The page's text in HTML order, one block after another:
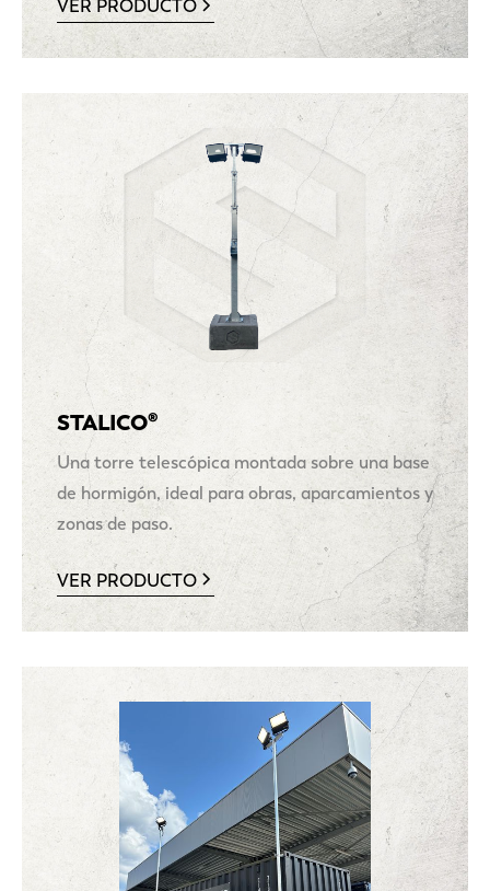
VER PRODUCTO
STALICO®
Una torre telescópica montada sobre una base
de hormigón, ideal para obras, aparcamientos y
zonas de paso.
VER PRODUCTO